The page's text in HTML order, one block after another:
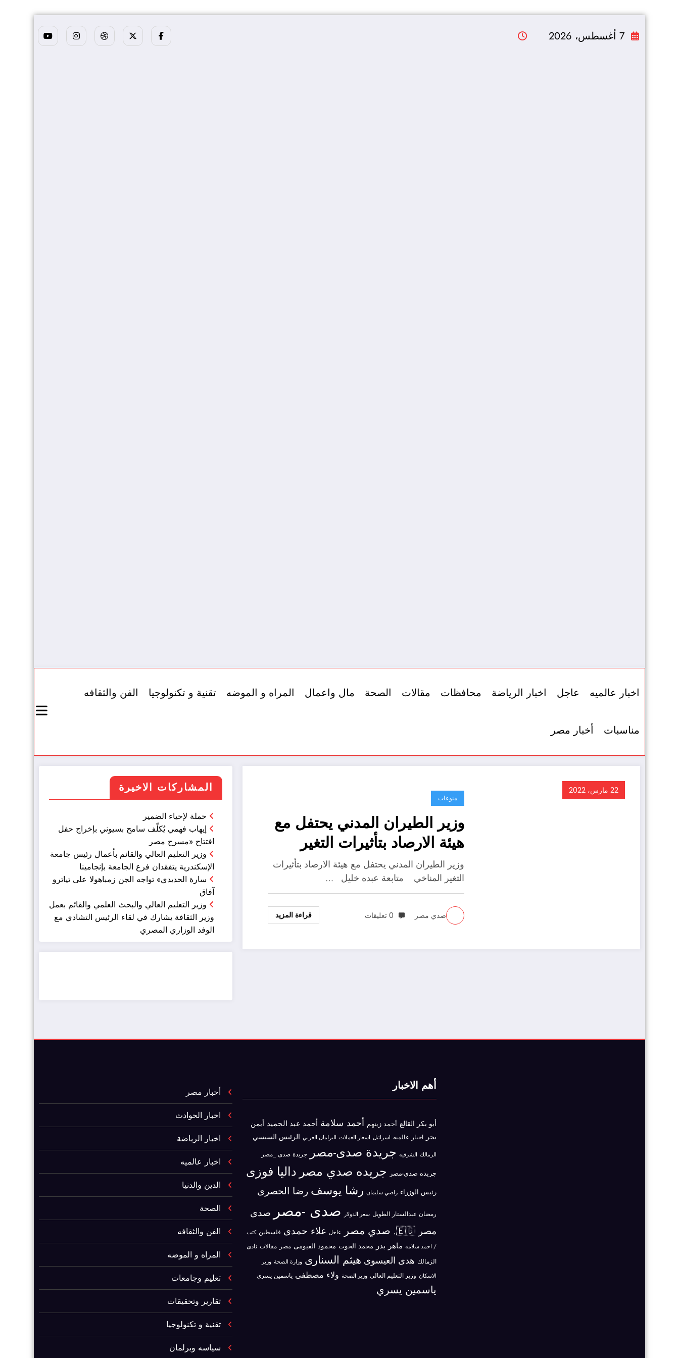
إلى
7 أغسطس، 2026
اخبار عالميه عاجل اخبار الرياضة محافظات مقالات الصحة مال واعمال المراه و الموضه تقنية و تكنولوجيا الفن والثقافه
مناسبات أخبار مصر
22 مارس، 2022
منوعات
وزير الطيران المدني يحتفل مع
هيئة الارصاد بتأثيرات التغير
المناخي
وزير الطيران المدني يحتفل مع هيئة الارصاد بتأثيرات
التغير المناخي متابعة عبده خليل …
صدي مصر 0 تعليقات قراءة المزيد
المشاركات الاخيرة
حملة لإحياء الضمير
إيهاب فهمي يُكلّف سامح بسيوني بإخراج حفل
افتتاح «مسرح مصر
وزير التعليم العالي والقائم بأعمال رئيس جامعة
الإسكندرية يتفقدان فرع الجامعة بإنجامينا
سارة الحديدي» تواجه الجن زمباهولا على تياترو
آفاق
وزير التعليم العالي والبحث العلمي والقائم بعمل
وزير الثقافة يشارك في لقاء الرئيس التشادي مع
الوفد الوزاري المصري
أهم الاخبار
أبو بكر القالع أحمد زينهم أحمد سلامة أحمد عبد الحميد أيمن
بحر اخبار عالميه اسرائيل اسعار العملات البرلمان العربي الرئيس السيسي
الزمالك الشرقيه جريدة صدى-مصر جريدة صدى _مصر
جريده صدى-مصر جريده صدي مصر داليا فوزى
رئيس الوزراء راضي سليمان رشا يوسف رضا الحصرى
رمضان عبدالستار الطويل سعر الدولار صدى -مصر صدى
مصر 🇪🇬.
صدي مصر عاجل علاء حمدى فلسطين كتب
/ احمد سلامه ماهر بدر محمد الحوت محمود الفيومى مصر مقالات نادى
الزمالك هدى العيسوى هيثم السنارى وزارة الصحة وزير
الاسكان وزير التعليم العالي وزير الصحة ولاء مصطفى ياسمين يسرى
ياسمين يسري
أخبار مصر
اخبار الحوادث
اخبار الرياضة
اخبار عالميه
الدين والدنيا
الصحة
الفن والثقافه
المراه و الموضه
تعليم وجامعات
تقارير وتحقيقات
تقنية و تكنولوجيا
سياسه وبرلمان